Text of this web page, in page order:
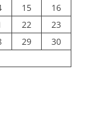
15
16
22
23
29
30